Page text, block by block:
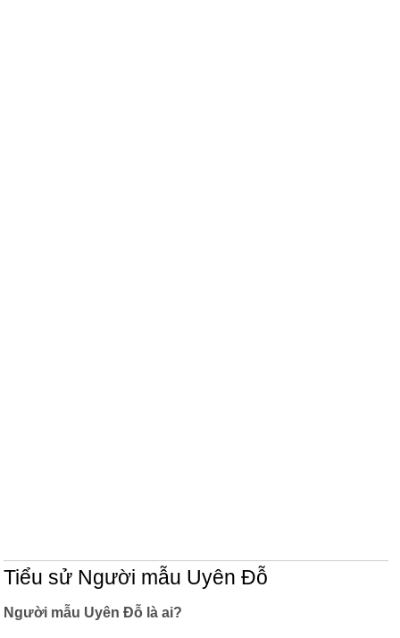
Tiểu sử Người mẫu Uyên Đỗ
Người mẫu Uyên Đỗ là ai?